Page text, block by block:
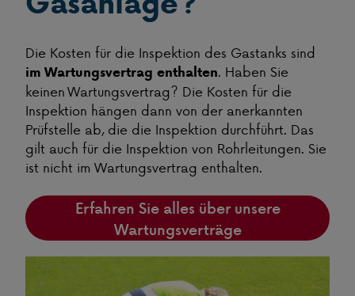
Die Kosten für die Inspektion des Gastanks sind
im Wartungsvertrag enthalten. Haben Sie
keinen Wartungsvertrag? Die Kosten für die
Inspektion hängen dann von der anerkannten
Prüfstelle ab, die die Inspektion durchführt. Das
gilt auch für die Inspektion von Rohrleitungen. Sie
ist nicht im Wartungsvertrag enthalten.
Erfahren Sie alles über unsere
Wartungsverträge